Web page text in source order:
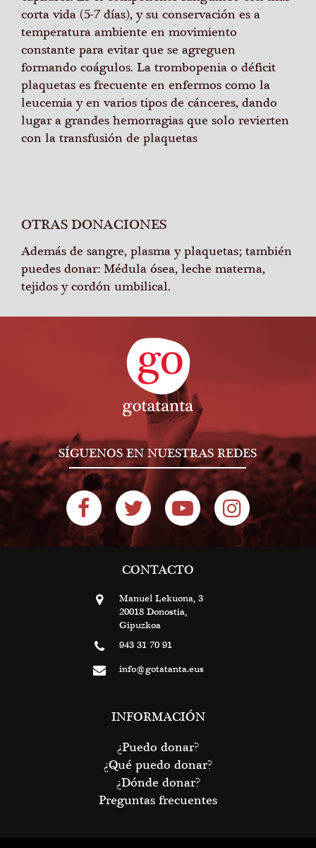
corta vida (5-7 días), y su conservación es a
temperatura ambiente en movimiento
constante para evitar que se agreguen
formando coágulos. La trombopenia o déficit
plaquetas es frecuente en enfermos como la
leucemia y en varios tipos de cánceres, dando
lugar a grandes hemorragias que solo revierten
con la transfusión de plaquetas
OTRAS DONACIONES
Además de sangre, plasma y plaquetas; también
puedes donar: Médula ósea, leche materna,
tejidos y cordón umbilical.
SÍGUENOS EN NUESTRAS REDES
CONTACTO
Manuel Lekuona, 3
20018 Donostia,
Gipuzkoa
943 31 70 91
info@gotatanta.eus
INFORMACIÓN
¿Puedo donar?
¿Qué puedo donar?
¿Dónde donar?
Preguntas frecuentes